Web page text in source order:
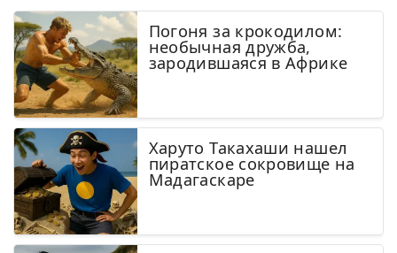
Погоня за крокодилом:
необычная дружба,
зародившаяся в Африке
Харуто Такахаши нашел
пиратское сокровище на
Мадагаскаре